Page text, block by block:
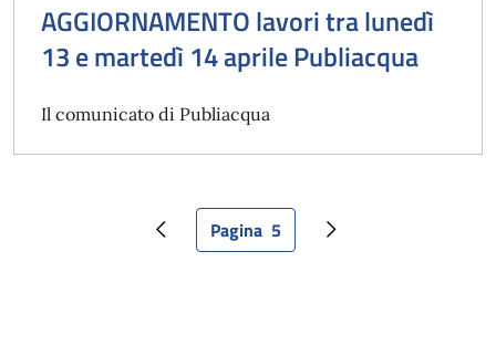
AGGIORNAMENTO lavori tra lunedì
13 e martedì 14 aprile Publiacqua
Il comunicato di Publiacqua
Pagina precedente
Pagina attuale
Pagina 5 Pagina successiva